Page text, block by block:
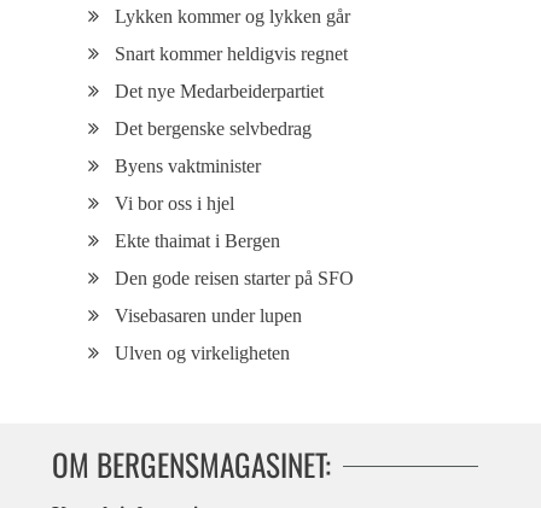
Lykken kommer og lykken går
Snart kommer heldigvis regnet
Det nye Medarbeiderpartiet
Det bergenske selvbedrag
Byens vaktminister
Vi bor oss i hjel
Ekte thaimat i Bergen
Den gode reisen starter på SFO
Visebasaren under lupen
Ulven og virkeligheten
OM BERGENSMAGASINET: